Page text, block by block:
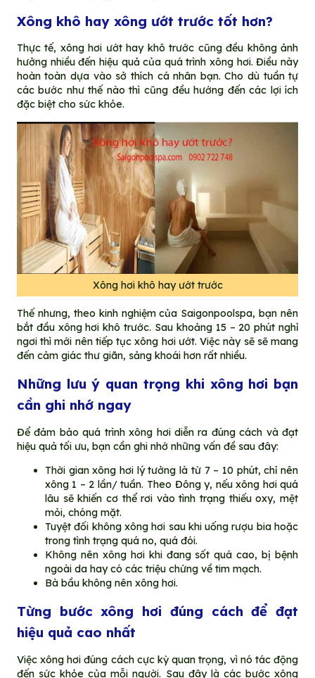
Xông khô hay xông ướt trước tốt hơn?
Thực tế, xông hơi ướt hay khô trước cũng đều không ảnh
hưởng nhiều đến hiệu quả của quá trình xông hơi. Điều này
hoàn toàn dựa vào sở thích cá nhân bạn. Cho dù tuần tự
các bước như thế nào thì cũng đều hướng đến các lợi ích
đặc biệt cho sức khỏe.
Xông hơi khô hay ướt trước
Thế nhưng, theo kinh nghiệm của Saigonpoolspa, bạn nên
bắt đầu xông hơi khô trước. Sau khoảng 15 – 20 phút nghỉ
ngơi thì mới nên tiếp tục xông hơi ướt. Việc này sẽ sẽ mang
đến cảm giác thư giãn, sảng khoái hơn rất nhiều.
Những lưu ý quan trọng khi xông hơi bạn
cần ghi nhớ ngay
Để đảm bảo quá trình xông hơi diễn ra đúng cách và đạt
hiệu quả tối ưu, bạn cần ghi nhớ những vấn đề sau đây:
Thời gian xông hơi lý tưởng là từ 7 – 10 phút, chỉ nên
xông 1 – 2 lần/ tuần. Theo Đông y, nếu xông hơi quá
lâu sẽ khiến cơ thể rơi vào tình trạng thiếu oxy, mệt
mỏi, chóng mặt.
Tuyệt đối không xông hơi sau khi uống rượu bia hoặc
trong tình trạng quá no, quá đói.
Không nên xông hơi khi đang sốt quá cao, bị bệnh
ngoài da hay có các triệu chứng về tim mạch.
Bà bầu không nên xông hơi.
Từng bước xông hơi đúng cách để đạt
hiệu quả cao nhất
Việc xông hơi đúng cách cực kỳ quan trọng, vì nó tác động
đến sức khỏe của mỗi người. Sau đây là các bước xông